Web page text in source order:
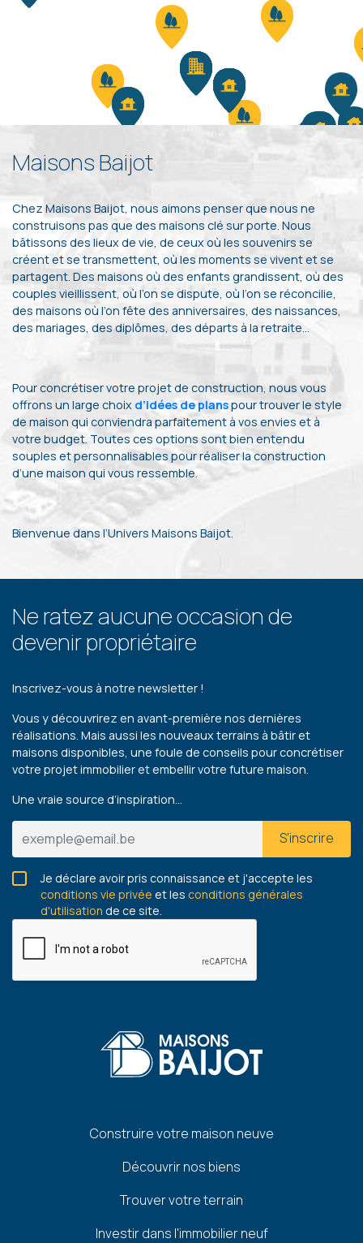
Maisons Baijot
Chez Maisons Baijot, nous aimons penser que nous ne
construisons pas que des maisons clé sur porte. Nous
bâtissons des lieux de vie, de ceux où les souvenirs se
créent et se transmettent, où les moments se vivent et se
partagent. Des maisons où des enfants grandissent, où des
couples vieillissent, où l’on se dispute, où l’on se réconcilie,
des maisons où l’on fête des anniversaires, des naissances,
des mariages, des diplômes, des départs à la retraite…
Pour concrétiser votre projet de construction, nous vous
offrons un large choix d’idées de planspour trouver le style
de maison qui conviendra parfaitement à vos envies et à
votre budget. Toutes ces options sont bien entendu
souples et personnalisables pour réaliser la construction
d’une maison qui vous ressemble.
Bienvenue dans l’Univers Maisons Baijot.
Ne ratez aucune occasion de
devenir propriétaire
Inscrivez-vous à notre newsletter !
Vous y découvrirez en avant-première nos dernières
réalisations. Mais aussi les nouveaux terrains à bâtir et
maisons disponibles, une foule de conseils pour concrétiser
votre projet immobilier et embellir votre future maison.
Une vraie source d’inspiration…
S'inscrire
Je déclare avoir pris connaissance et j'accepte les
conditions vie privée et les conditions générales
d'utilisation de ce site.
Construire votre maison neuve
Découvrir nos biens
Trouver votre terrain
Investir dans l'immobilier neuf